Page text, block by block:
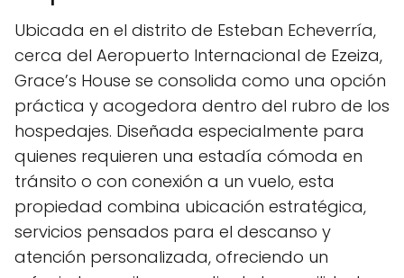
Ubicada en el distrito de Esteban Echeverría,
cerca del Aeropuerto Internacional de Ezeiza,
Grace’s House se consolida como una opción
práctica y acogedora dentro del rubro de los
hospedajes. Diseñada especialmente para
quienes requieren una estadía cómoda en
tránsito o con conexión a un vuelo, esta
propiedad combina ubicación estratégica,
servicios pensados para el descanso y
atención personalizada, ofreciendo un